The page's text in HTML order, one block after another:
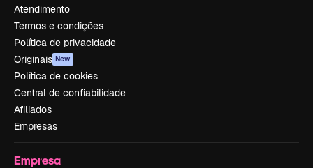
Atendimento
Termos e condições
Política de privacidade
Originais New
Política de cookies
Central de confiabilidade
Afiliados
Empresas
Empresa